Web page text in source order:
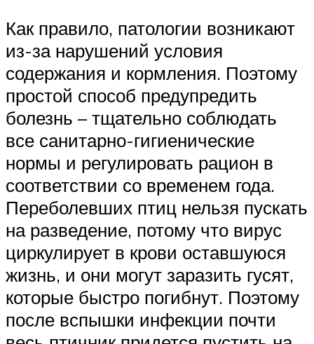
Как правило, патологии возникают
из-за нарушений условия
содержания и кормления. Поэтому
простой способ предупредить
болезнь – тщательно соблюдать
все санитарно-гигиенические
нормы и регулировать рацион в
соответствии со временем года.
Переболевших птиц нельзя пускать
на разведение, потому что вирус
циркулирует в крови оставшуюся
жизнь, и они могут заразить гусят,
которые быстро погибнут. Поэтому
после вспышки инфекции почти